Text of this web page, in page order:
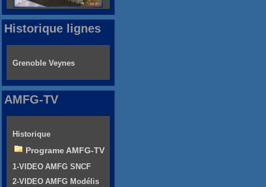
Historique lignes
Grenoble Veynes
AMFG-TV
Historique
Programe AMFG-TV
1-VIDEO AMFG SNCF
2-VIDEO AMFG Modélis